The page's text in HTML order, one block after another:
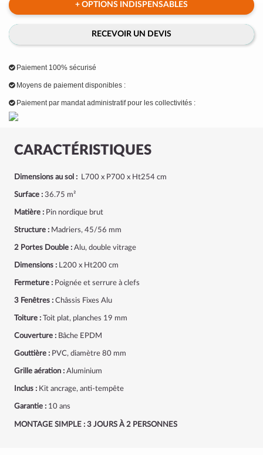
CARACTÉRISTIQUES
Dimensions au sol : L700 x P700 x Ht254 cm
Surface : 36.75 m²
Matière : Pin nordique brut
Structure : Madriers, 45/56 mm
2 Portes Double : Alu, double vitrage
Dimensions : L200 x Ht200 cm
Fermeture : Poignée et serrure à clefs
3 Fenêtres : Châssis Fixes Alu
Toiture : Toit plat, planches 19 mm
Couverture : Bâche EPDM
Gouttière : PVC, diamètre 80 mm
Grille aération : Aluminium
Inclus : Kit ancrage, anti-tempête
Garantie : 10 ans
MONTAGE SIMPLE : 3 JOURS À 2 PERSONNES
+ OPTIONS INDISPENSABLES
RECEVOIR UN DEVIS
Paiement 100% sécurisé
Moyens de paiement disponibles :
Paiement par mandat administratif pour les collectivités :